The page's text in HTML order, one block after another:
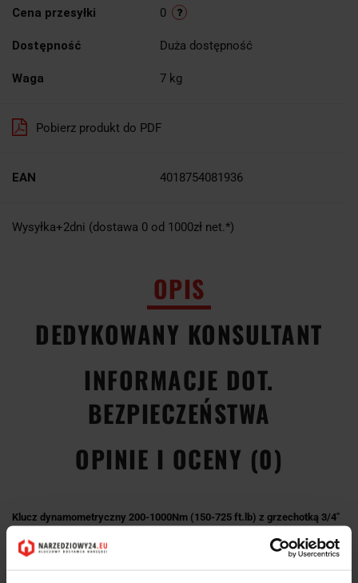
Cena przesyłki 0
Dostępność Duża dostępność
Waga 7 kg
Pobierz produkt do PDF
EAN 4018754081936
Wysyłka+2dni (dostawa 0 od 1000zł net.*)
OPIS
DEDYKOWANY KONSULTANT
INFORMACJE DOT.
BEZPIECZEŃSTWA
OPINIE I OCENY (0)
Klucz dynamometryczny 200-1000Nm (150-725 ft.lb) z grzechotką 3/4"
721NF/100 96502001 Stahlwille